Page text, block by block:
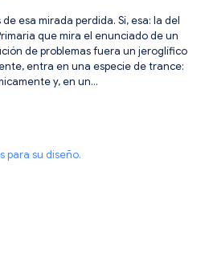
esa mirada perdida. Sí, esa: la del
que mira el enunciado de un
de problemas fuera un jeroglífico
entra en una especie de trance:
y, en un…